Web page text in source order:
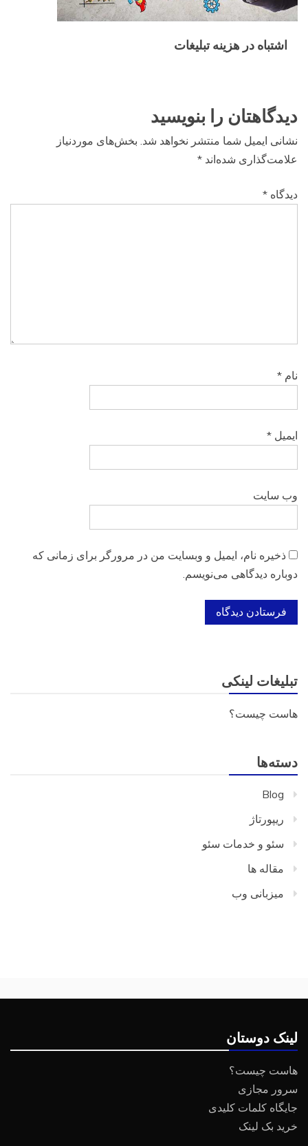
اشتباه در هزینه تبلیغات
دیدگاهتان را بنویسید
نشانی ایمیل شما منتشر نخواهد شد. بخش‌های موردنیاز
علامت‌گذاری شده‌اند *
دیدگاه *
نام *
ایمیل *
وب‌ سایت
ذخیره نام، ایمیل و وبسایت من در مرورگر برای زمانی که
دوباره دیدگاهی می‌نویسم.
تبلیغات لینکی
هاست چیست؟
دسته‌ها
Blog
ریپورتاژ
سئو و خدمات سئو
مقاله ها
میزبانی وب
لینک دوستان
هاست چیست؟
سرور مجازی
جایگاه کلمات کلیدی
خرید بک لینک